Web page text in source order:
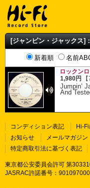
[ジャンピン・ジャックス]
新着順 名前
ロックン
1,980円
Jumpin’
And
コンディション表記 Hi-
お知らせ
メールマガジン
特定商取引法に基づく表記
東京都公安委員会許可 第
JASRAC許諾番号：